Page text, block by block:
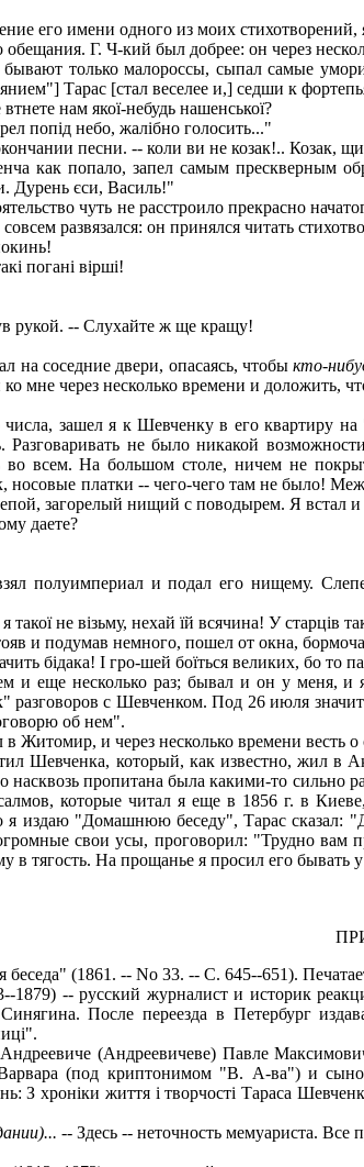
его имени одного из моих стихотворений,
Г. Ч-кий был добрее: он через
только малороссы, сыпал самые
Тарас [стал веселее и,] седши к
нам якої-небудь нашенської?
попід небо, жалібно голосить..."
песни. -- коли ви не козак!.. Козак,
как попало, запел самым прескверным
Дурень єси, Василь!"
чуть не расстроило прекрасно
развязался: он принялся читать
погані вірші!
рукой. -- Слухайте ж ще кращу!
на соседние двери, опасаясь, чтобыкто-
мне через несколько времени и доложить,
зашел я к Шевченку в его квартиру
Разговаривать не было никакой
во всем. На большом столе, ничем не
носовые платки -- чего-чего там не было!
загорелый нищий с поводырем. Я встал
даете?
полуимпериал и подал его нищему.
не візьму, нехай їй всячина! У старців
и подумав немного, пошел от окна,
бідака! I гро-шей боїться великих, бо
и еще несколько раз; бывал и он у меня,
с Шевченком. Под 26 июля
об нем".
Житомир, и через несколько времени весть
Шевченка, который, как известно, жил в
насквозь пропитана была какими-то
которые читал я еще в 1856 г. в
я издаю "Домашнюю беседу", Тарас
огромные свои усы, проговорил: "Трудно
в тягость. На прощанье я просил его
(1861. -- No 33. -- С. 645--651).
1879) -- русский журналист и историк
После переезда в Петербург
(Андреевичеве) Павле
(под криптонимом "В. А-ва") и
З хроніки життя і творчості Тараса
-- Здесь -- неточность мемуариста.